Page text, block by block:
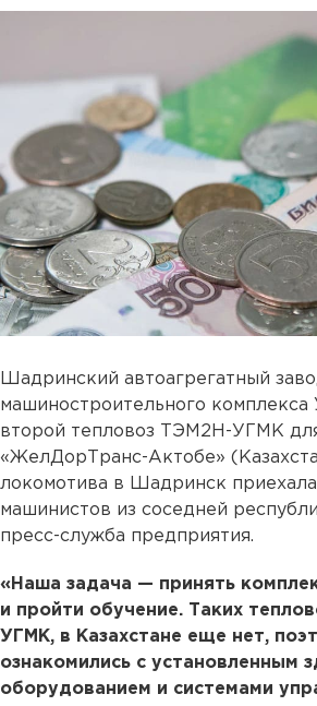
Шадринский автоагрегатный
машиностроительного
второй тепловоз ТЭМ2Н-УГМК
«ЖелДорТранс-Актобе»
локомотива в Шадринск приехала
машинистов из соседней
пресс-служба предприятия.
«Наша задача — принять
и пройти обучение. Таких
УГМК, в Казахстане еще нет,
ознакомились с установленным
оборудованием и системами